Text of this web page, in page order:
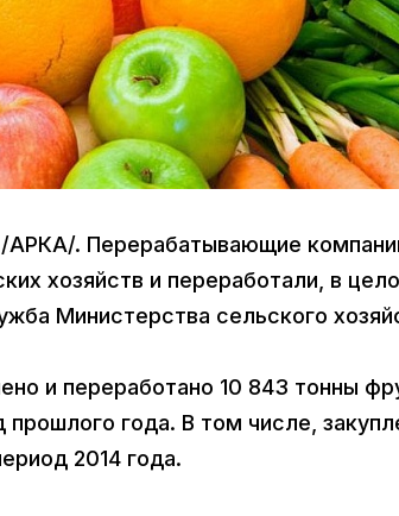
/АРКА/. Перерабатывающие
хозяйств и переработали, в
Министерства сельского
и переработано 10 843 тонны
прошлого года. В том числе,
2014 года.